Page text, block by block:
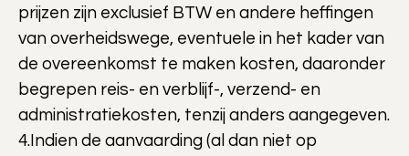
prijzen zijn exclusief BTW en andere heffingen
van overheidswege, eventuele in het kader van
de overeenkomst te maken kosten, daaronder
begrepen reis- en verblijf-, verzend- en
administratiekosten, tenzij anders aangegeven.
4.Indien de aanvaarding (al dan niet op